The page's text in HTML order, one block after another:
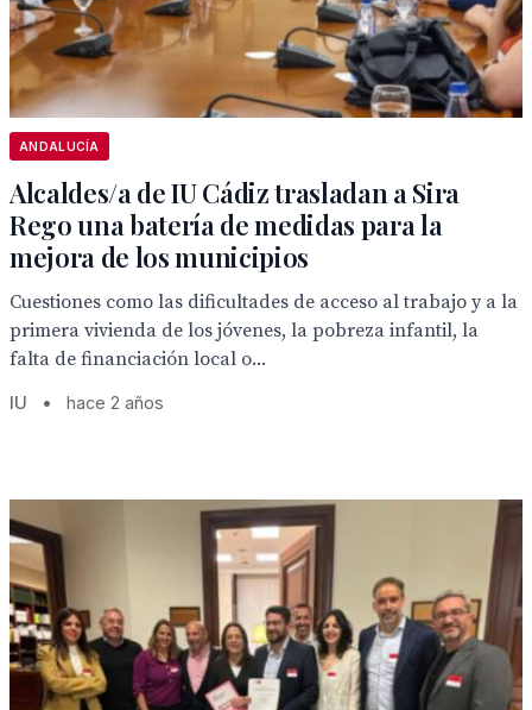
ANDALUCÍA
Alcaldes/a de IU Cádiz trasladan a Sira
Rego una batería de medidas para la
mejora de los municipios
Cuestiones como las dificultades de acceso al trabajo y a la
primera vivienda de los jóvenes, la pobreza infantil, la
falta de financiación local o...
IU • hace 2 años